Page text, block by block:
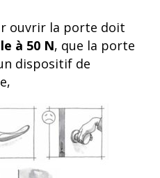
ouvrir la porte doit
à 50 N, que la porte
dispositif de